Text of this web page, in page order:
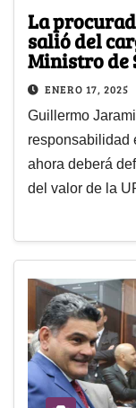
La
salió del
Ministro de
ENERO 17, 2025
Guillermo
responsabilidad
ahora deberá
del valor de la